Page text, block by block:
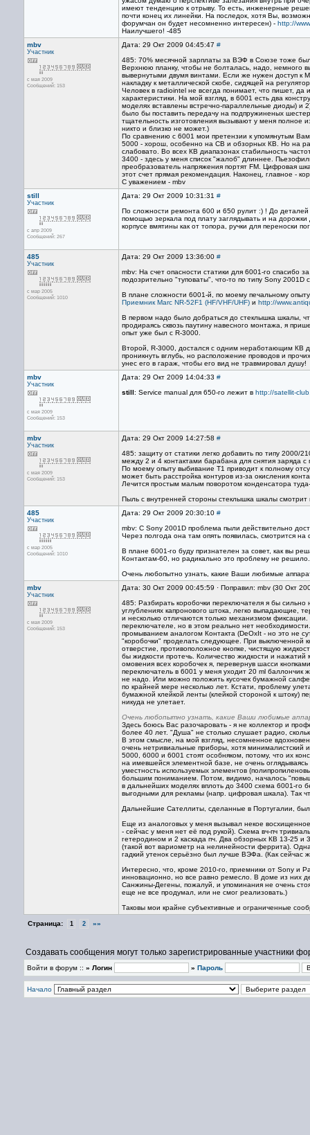
имеют тенденцию к отрыву. То есть, инженерные
почти конец их линейки. На последок, хотя Вы,
форумчан он будет несомненно интересен) - http://
Наилучшего! -485
mbv
Участник
с мая 2009
Сообщений: 153
Дата: 29 Окт 2009 04:45:47 #
485: 70% месячной зарплаты за ВЭФ в Союзе тоже
Верхнюю планку, чтобы не болталась, надо, немного
вывернутыми двумя винтами. Если же нужен доступ к
накладку к металлической скобе, сидящей на
Человек в radiointel не всегда понимает, что пишет,
характеристики. На мой взгляд, в 6001 есть два
моделях вставлены встречно-параллельные диоды) и
было бы поставить передачу на подпружиненых
тщательность изготовления вызывают у меня
никто и близко не может.)
По сравнению с 6001 мои претензии к упомянутым
5000 - хорош, особенно на СВ и обзорных КВ. Но на
слабовато. Во всех КВ диапазонах стабильность
3400 - здесь у меня список "жалоб" длиннее.
преобразователь напряжения портят FM. Цифровая
этот счет прямая рекомендация. Наконец, главное -
С уважением - mbv
still
Участник
с апр 2009
Сообщений: 267
Дата: 29 Окт 2009 10:31:31 #
По сложности ремонта 600 и 650 рулит :) ! До деталей
помощью зеркала под плату заглядывать и на
корпусе вмятины как от топора, ручки для переноски
485
Участник
с мар 2005
Сообщений: 1010
Дата: 29 Окт 2009 13:36:00 #
mbv: На счет опасности статики для 6001-го спасибо
подозрительно "туповаты", что-то по типу Sony
В плане сложности 6001-й, по моему печальному
Приемник Marc NR-52F1 (HF/VHF/UHF) и http://
В первом надо было добраться до стеклышка шкалы,
продираясь сквозь паутину навесного монтажа, я
опыт уже был с R-3000.
Второй, R-3000, достался с одним неработающим КВ
проникнуть вглубь, но расположение проводов и
унес его в гараж, чтобы его вид не травмировал душу!
mbv
Участник
с мая 2009
Сообщений: 153
Дата: 29 Окт 2009 14:04:33 #
still: Service manual для 650-го лежит в http://satellit-
mbv
Участник
с мая 2009
Сообщений: 153
Дата: 29 Окт 2009 14:27:58 #
485: защиту от статики легко добавить по типу 2000/
между 2 и 4 контактами барабана для снятия заряда
По моему опыту выбивание Т1 приводит к полному
может быть расстройка контуров из-за окисления
Лечится простым малым поворотом конденсатора
Пыль с внутренней стороны стеклышка шкалы
485
Участник
с мар 2005
Сообщений: 1010
Дата: 29 Окт 2009 20:30:10 #
mbv: С Sony 2001D проблема пыли действительно
Через полгода она там опять появилась, смотрится
В плане 6001-го буду признателен за совет, как вы
Контактам-60, но радикально это проблему не решило.
Очень любопытно узнать, какие Ваши любимые
mbv
Участник
с мая 2009
Сообщений: 153
Дата: 30 Окт 2009 00:45:59 · Поправил: mbv (30 Окт
485: Разбирать коробочки переключателя я бы
углублениях капронового штока, легко выпадающие,
и несколько отличаются только механизмом
переключателе, но в этом реально нет
промыванием аналогом Контакта (DeOxIt - но это не
"коробочки" проделать следующее. При выключенной
отверстие, противоположное кнопке, чистящую
бы жидкости протечь. Количество жидкости и нажатий
омовения всех коробочек я, перевернув шасси
переключатель в 6001 у меня уходит 20 ml баллончик
не надо. Или можно положить кусочек бумажной
по крайней мере несколько лет. Кстати, проблему
бумажной клейкой ленты (клейкой стороной к штоку)
никуда не улетает.
Очень любопытно узнать, какие Ваши любимые
Здесь боюсь Вас разочаровать - я не коллектор и
более 40 лет. "Душа" не столько слушает радио,
В этом смысле, на мой взгляд, несомненное
очень нетривиальные приборы, хотя минималистский
5000, 6000 и 6001 стоят особняком, потому, что их
на имевшейся элементной базе, не очень
уместность используемых элементов
большим пониманием. Потом, видимо, началось
в дальнейших моделях вплоть до 3400 схема 6001-го
выгодными для рекламы (напр. цифровая шкала). Так
Дальнейшие Сателлиты, сделанные в Португалии,
Еще из аналоговых у меня вызывал некое
- сейчас у меня нет её под рукой). Схема вч-пч
гетеродином и 2 каскада пч. Два обзорных КВ 13-25 и
(такой вот вариометр на нелинейности феррита).
гадкий утенок серьёзно был лучше ВЭФа. (Как
Интересно, что, кроме 2010-го, приемники от Sony и
инновационно, но все равно ремесло. В доме из них
Санжины-Дегены, пожалуй, и упоминания не очень
еще не все продумал, или не смог реализовать.)
Таковы мои крайне субъективные и ограниченные
Страница: 1 2 »»
Создавать сообщения могут только зарегистрированные участники
Войти в форум :: » Логин » Пароль
Начало